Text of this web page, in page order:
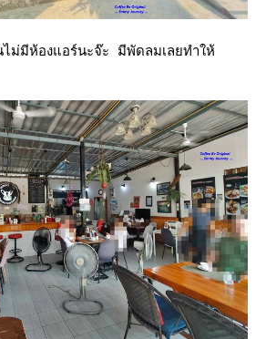
ไม่มีห้องแอร์นะจ๊ะ มีพัดลมเลยทำให้